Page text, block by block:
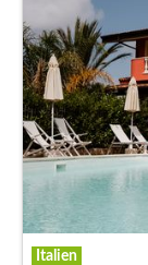
Italien